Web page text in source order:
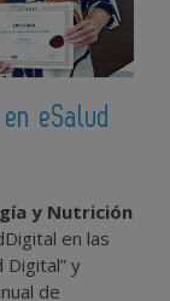
eSalud
y Nutrición
en las
Digital” y
de